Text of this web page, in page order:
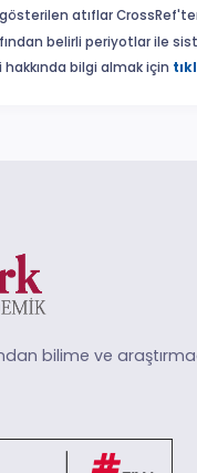
atıflar
belirli periyotlar ile
hakkında bilgi almak için
bilime ve